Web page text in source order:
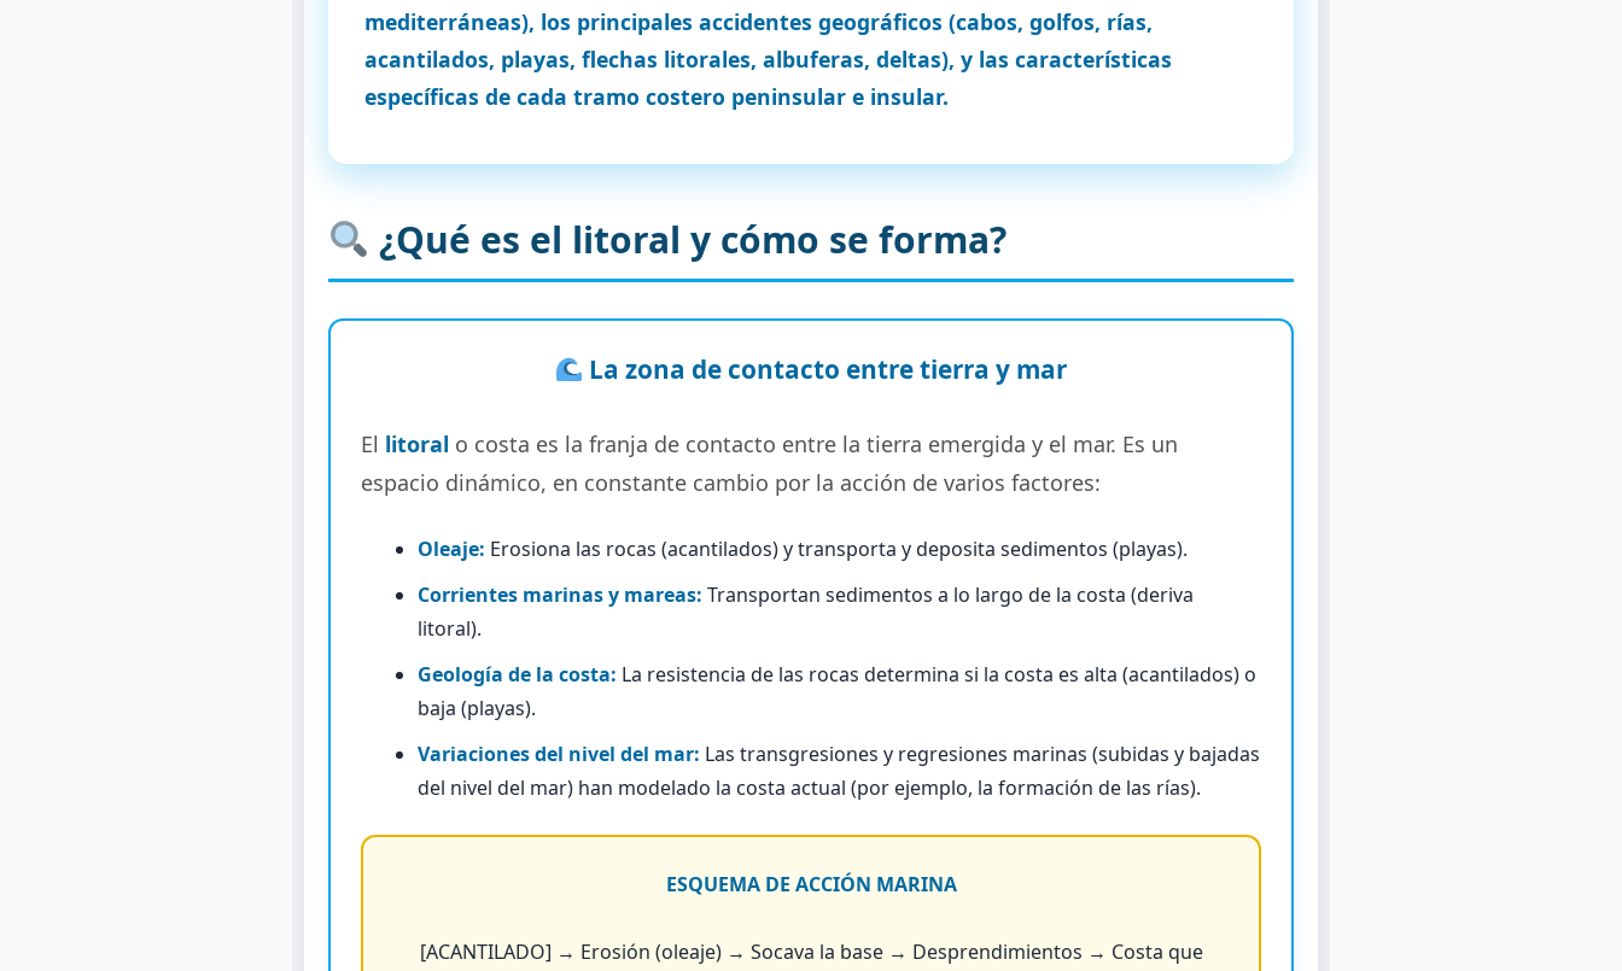
mediterráneas), los principales accidentes geográficos (cabos, golfos, rías,
acantilados, playas, flechas litorales, albuferas, deltas), y las características
específicas de cada tramo costero peninsular e insular.
¿Qué es el litoral y cómo se forma?
La zona de contacto entre tierra y mar
El litoral o costa es la franja de contacto entre la tierra emergida y el mar. Es un
espacio dinámico, en constante cambio por la acción de varios factores:
Oleaje: Erosiona las rocas (acantilados) y transporta y deposita sedimentos (playas).
Corrientes marinas y mareas: Transportan sedimentos a lo largo de la costa (deriva
litoral).
Geología de la costa: La resistencia de las rocas determina si la costa es alta (acantilados) o
baja (playas).
Variaciones del nivel del mar: Las transgresiones y regresiones marinas (subidas y bajadas
del nivel del mar) han modelado la costa actual (por ejemplo, la formación de las rías).
ESQUEMA DE ACCIÓN MARINA
[ACANTILADO] → Erosión (oleaje) → Socava la base → Desprendimientos → Costa que